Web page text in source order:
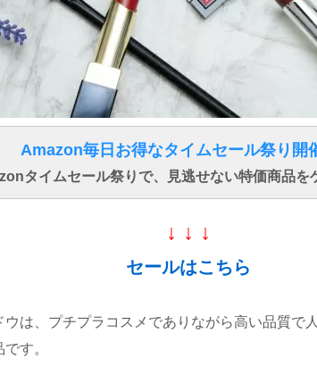
Amazon毎日お得なタイムセール祭り開
タイムセール祭りで、見逃せない特価商品を
↓ ↓ ↓
セールはこちら
ウは、プチプラコスメでありながら高い品質で
す。